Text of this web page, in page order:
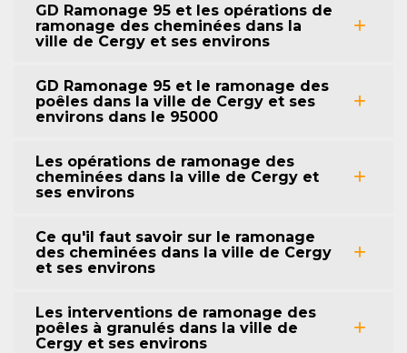
GD Ramonage 95 et les opérations de
ramonage des cheminées dans la
ville de Cergy et ses environs
GD Ramonage 95 et le ramonage des
poêles dans la ville de Cergy et ses
environs dans le 95000
Les opérations de ramonage des
cheminées dans la ville de Cergy et
ses environs
Ce qu'il faut savoir sur le ramonage
des cheminées dans la ville de Cergy
et ses environs
Les interventions de ramonage des
poêles à granulés dans la ville de
Cergy et ses environs